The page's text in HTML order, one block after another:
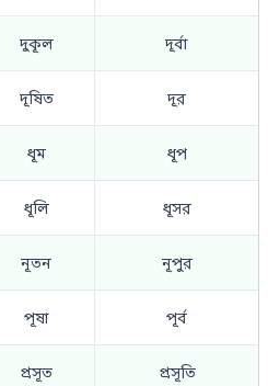
দুকূল দূর্বা
দূষিত দূর
ধূম ধূপ
ধূলি ধূসর
নূতন নূপুর
পূষা পূর্ব
প্রসূত প্রসূতি